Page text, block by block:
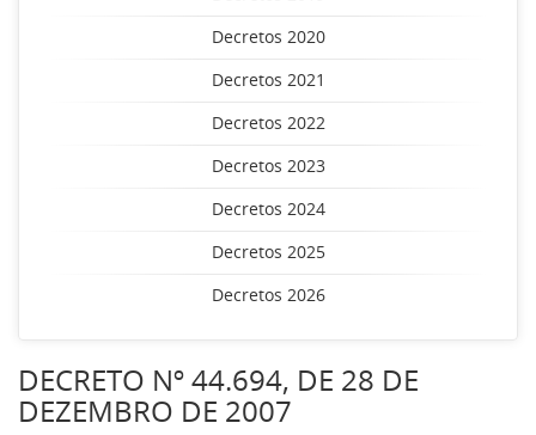
Decretos 2020
Decretos 2021
Decretos 2022
Decretos 2023
Decretos 2024
Decretos 2025
Decretos 2026
DECRETO Nº 44.694, DE 28 DE
DEZEMBRO DE 2007